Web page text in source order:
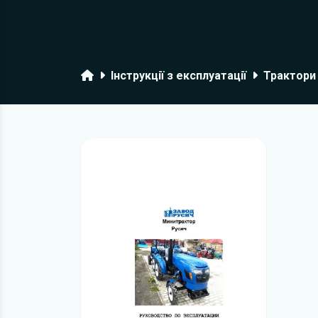
ГоловнаІнструкції з експлуатації